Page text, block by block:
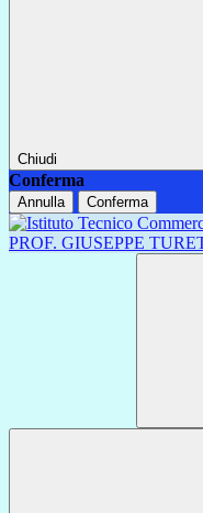
Chiudi
Conferma
Annulla Conferma